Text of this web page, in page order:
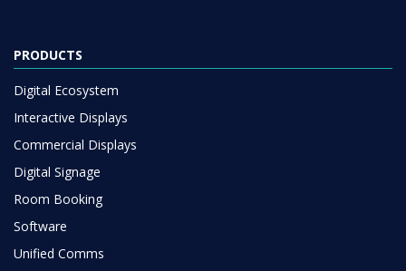
PRODUCTS
Digital Ecosystem
Interactive Displays
Commercial Displays
Digital Signage
Room Booking
Software
Unified Comms